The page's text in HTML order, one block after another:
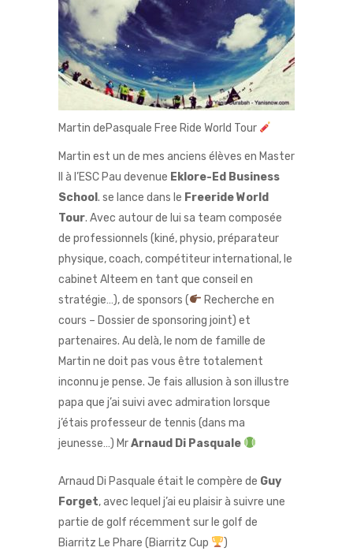
Martin dePasquale Free Ride World Tour
Martin est un de mes anciens élèves en Master
II à l’ESC Pau devenue Eklore-Ed Business
School . se lance dans le Freeride World
Tour. Avec autour de lui sa team composée
de professionnels (kiné, physio, préparateur
physique, coach, compétiteur international, le
cabinet Alteem en tant que conseil en
stratégie…), de sponsors (
Recherche en
cours – Dossier de sponsoring joint) et
partenaires. Au delà, le nom de famille de
Martin ne doit pas vous être totalement
inconnu je pense. Je fais allusion à son illustre
papa que j’ai suivi avec admiration lorsque
j’étais professeur de tennis (dans ma
jeunesse…) MrArnaud Di Pasquale
Arnaud Di Pasquale était le compère de Guy
Forget, avec lequel j’ai eu plaisir à suivre une
partie de golf récemment sur le golf de
Biarritz Le Phare (Biarritz Cup )